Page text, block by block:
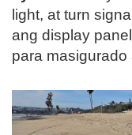
light, at turn
ang display
para